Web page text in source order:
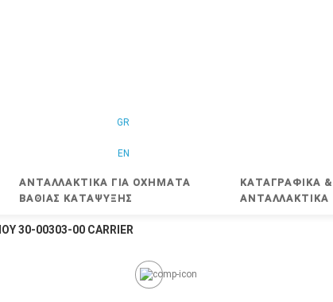
GR
EN
ΑΝΤΑΛΛΑΚΤΙΚΑ ΓΙΑ ΟΧΗΜΑΤΑ
ΒΑΘΙΑΣ ΚΑΤΑΨΥΞΗΣ
ΚΑΤΑΓΡΑΦΙΚΑ &
ΑΝΤΑΛΛΑΚΤΙΚΑ
30-00303-00 CARRIER